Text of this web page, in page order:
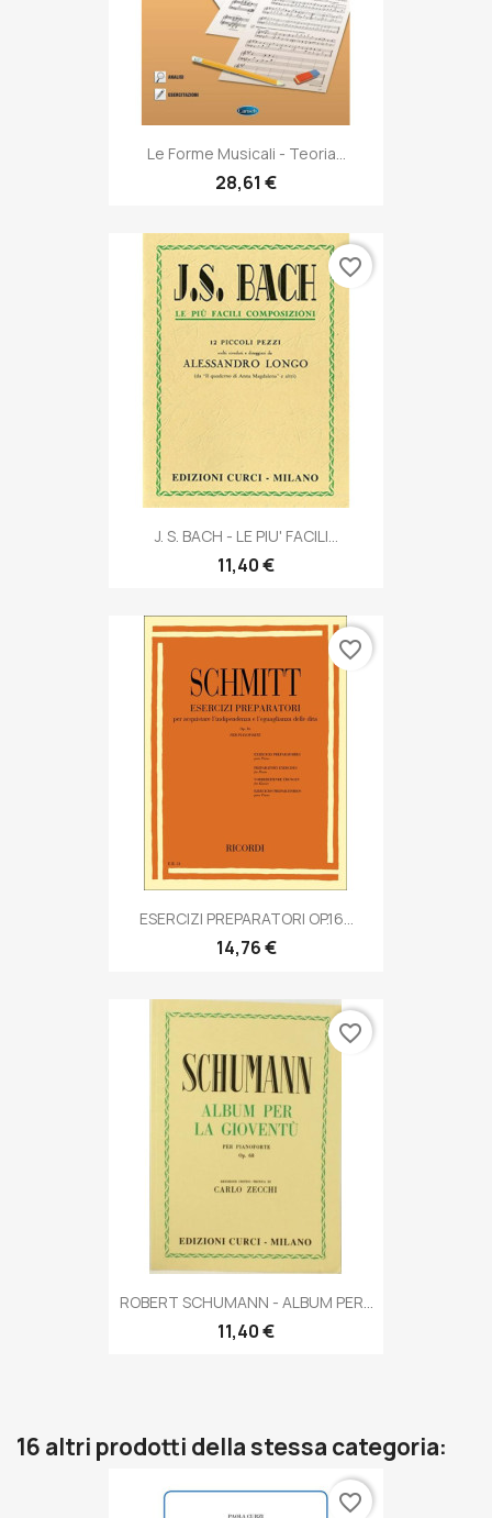
Le Forme Musicali - Teoria...
28,61 €
J. S. BACH - LE PIU' FACILI...
11,40 €
favorite_border
ESERCIZI PREPARATORI OP.16...
14,76 €
favorite_border
ROBERT SCHUMANN - ALBUM PER...
11,40 €
favorite_border
16 altri prodotti della stessa categoria:
favorite_border